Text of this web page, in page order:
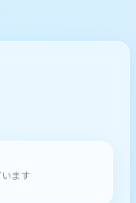
ます